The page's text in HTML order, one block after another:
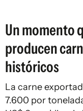
Un momento
producen
históricos
La carne
7.600 por